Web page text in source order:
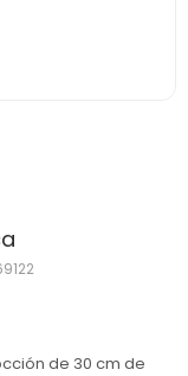
de 30 cm de